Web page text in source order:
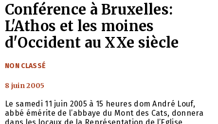
Conférence à Bruxelles:
L'Athos et les moines
d'Occident au XXe siècle
CATÉGORIES
NON CLASSÉ
8 juin 2005
Le samedi 11 juin 2005 à 15 heures dom André Louf,
abbé émérite de l’abbaye du Mont des Cats, donnera